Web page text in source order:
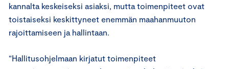
kannalta keskeiseksi asiaksi, mutta toimenpiteet ovat
toistaiseksi keskittyneet enemmän maahanmuuton
rajoittamiseen ja hallintaan.
“Hallitusohjelmaan kirjatut toimenpiteet